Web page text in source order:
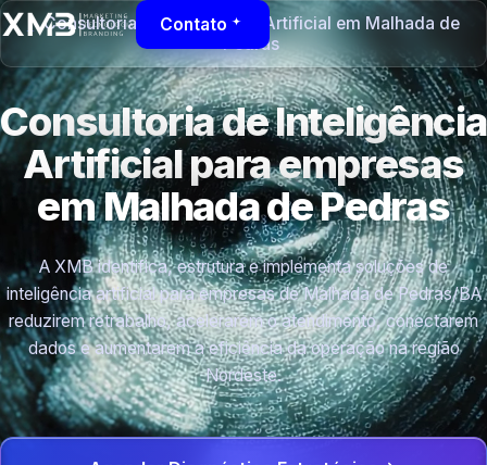
Contato
Consultoria de Inteligência Artificial em Malhada de
Pedras
Consultoria de Inteligência
Artificial para empresas
em Malhada de Pedras
A XMB identifica, estrutura e implementa soluções de
inteligência artificial para empresas de Malhada de Pedras/BA
reduzirem retrabalho, acelerarem o atendimento, conectarem
dados e aumentarem a eficiência da operação na região
Nordeste.